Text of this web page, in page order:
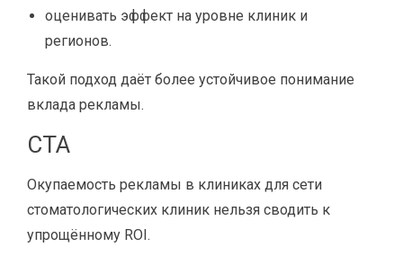
оценивать эффект на уровне клиник и
регионов.
Такой подход даёт более устойчивое понимание
вклада рекламы.
CTA
Окупаемость рекламы в клиниках для сети
стоматологических клиник нельзя сводить к
упрощённому ROI.